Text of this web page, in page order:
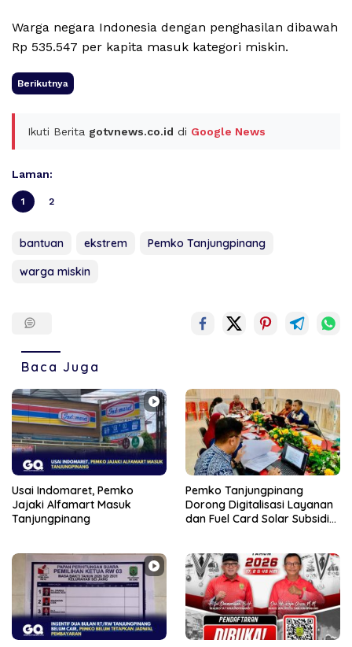
Warga negara Indonesia dengan penghasilan dibawah
Rp 535.547 per kapita masuk kategori miskin.
Berikutnya
Ikuti Berita gotvnews.co.id di Google News
Laman:
1 2
bantuan ekstrem
Pemko Tanjungpinang
warga miskin
Baca Juga
Usai Indomaret, Pemko
Jajaki Alfamart Masuk
Tanjungpinang
Pemko Tanjungpinang
Dorong Digitalisasi Layanan
dan Fuel Card Solar Subsidi